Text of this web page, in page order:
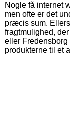
Nogle få internet
men ofte er det
præcis sum.
fragtmulighed,
eller Fredensborg
produkterne til et